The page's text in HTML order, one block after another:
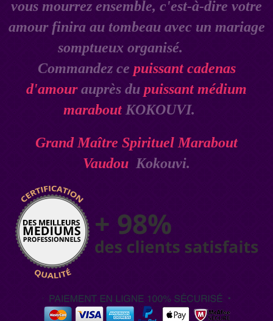
vous mourrez ensemble, c'est-à-dire votre
amour finira au tombeau avec un mariage
somptueux organisé.
Commandez ce puissant cadenas
d'amourauprès du puissant médium
maraboutKOKOUVI.
Grand Maître Spirituel Marabout
Vaudou Kokouvi.